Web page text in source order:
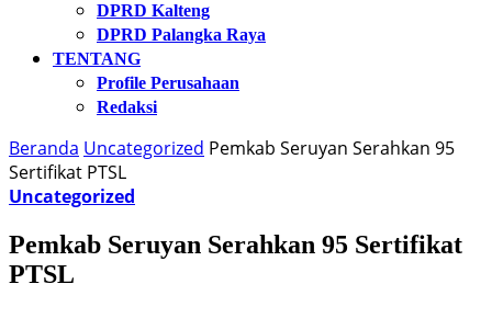
DPRD Kalteng
DPRD Palangka Raya
TENTANG
Profile Perusahaan
Redaksi
Beranda Uncategorized Pemkab Seruyan Serahkan 95
Sertifikat PTSL
Uncategorized
Pemkab Seruyan Serahkan 95 Sertifikat
PTSL